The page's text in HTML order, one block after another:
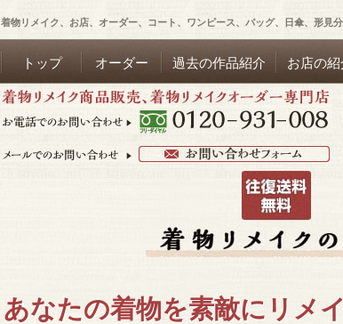
着物リメイク、お店、オーダー、コート、ワンピース、バッグ、日傘、形見
トップ オーダー 過去の作品紹介 お店の紹
あなたの着物を素敵にリメ